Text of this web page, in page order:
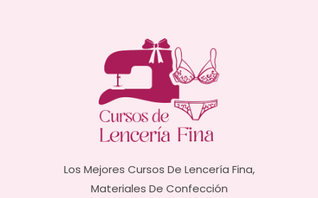
Los Mejores Cursos De Lencería Fina,
Materiales De Confección